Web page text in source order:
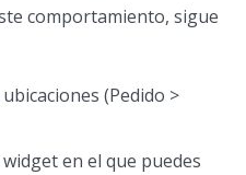
comportamiento, sigue
(Pedido >
en el que puedes